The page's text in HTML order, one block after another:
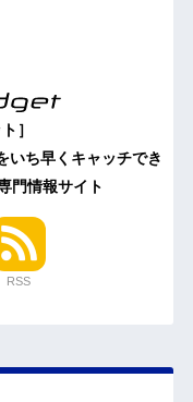
］
いち早くキャッチでき
門情報サイト
RSS